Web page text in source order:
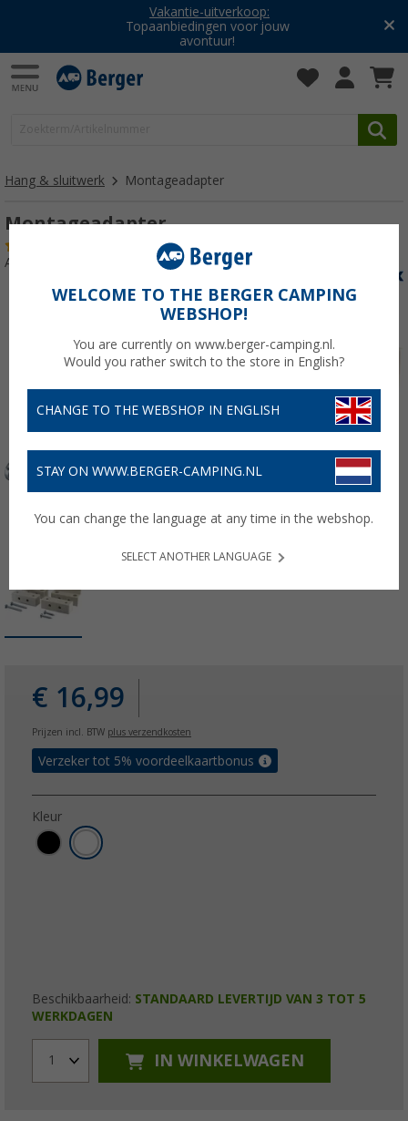
Vakantie-uitverkoop:
Topaanbiedingen voor jouw
avontuur!
Hang & sluitwerk Montageadapter
Montageadapter
Artikelnr: 443630
€ 16,99
Prijzen incl. BTW plus verzendkosten
Verzeker tot 5% voordeelkaartbonus
Kleur
Beschikbaarheid: STANDAARD LEVERTIJD VAN 3 TOT 5
WERKDAGEN
1 IN WINKELWAGEN
WELCOME TO THE BERGER CAMPING
WEBSHOP!
You are currently on www.berger-camping.nl.
Would you rather switch to the store in English?
CHANGE TO THE WEBSHOP IN ENGLISH
STAY ON WWW.BERGER-CAMPING.NL
You can change the language at any time in the webshop.
SELECT ANOTHER LANGUAGE